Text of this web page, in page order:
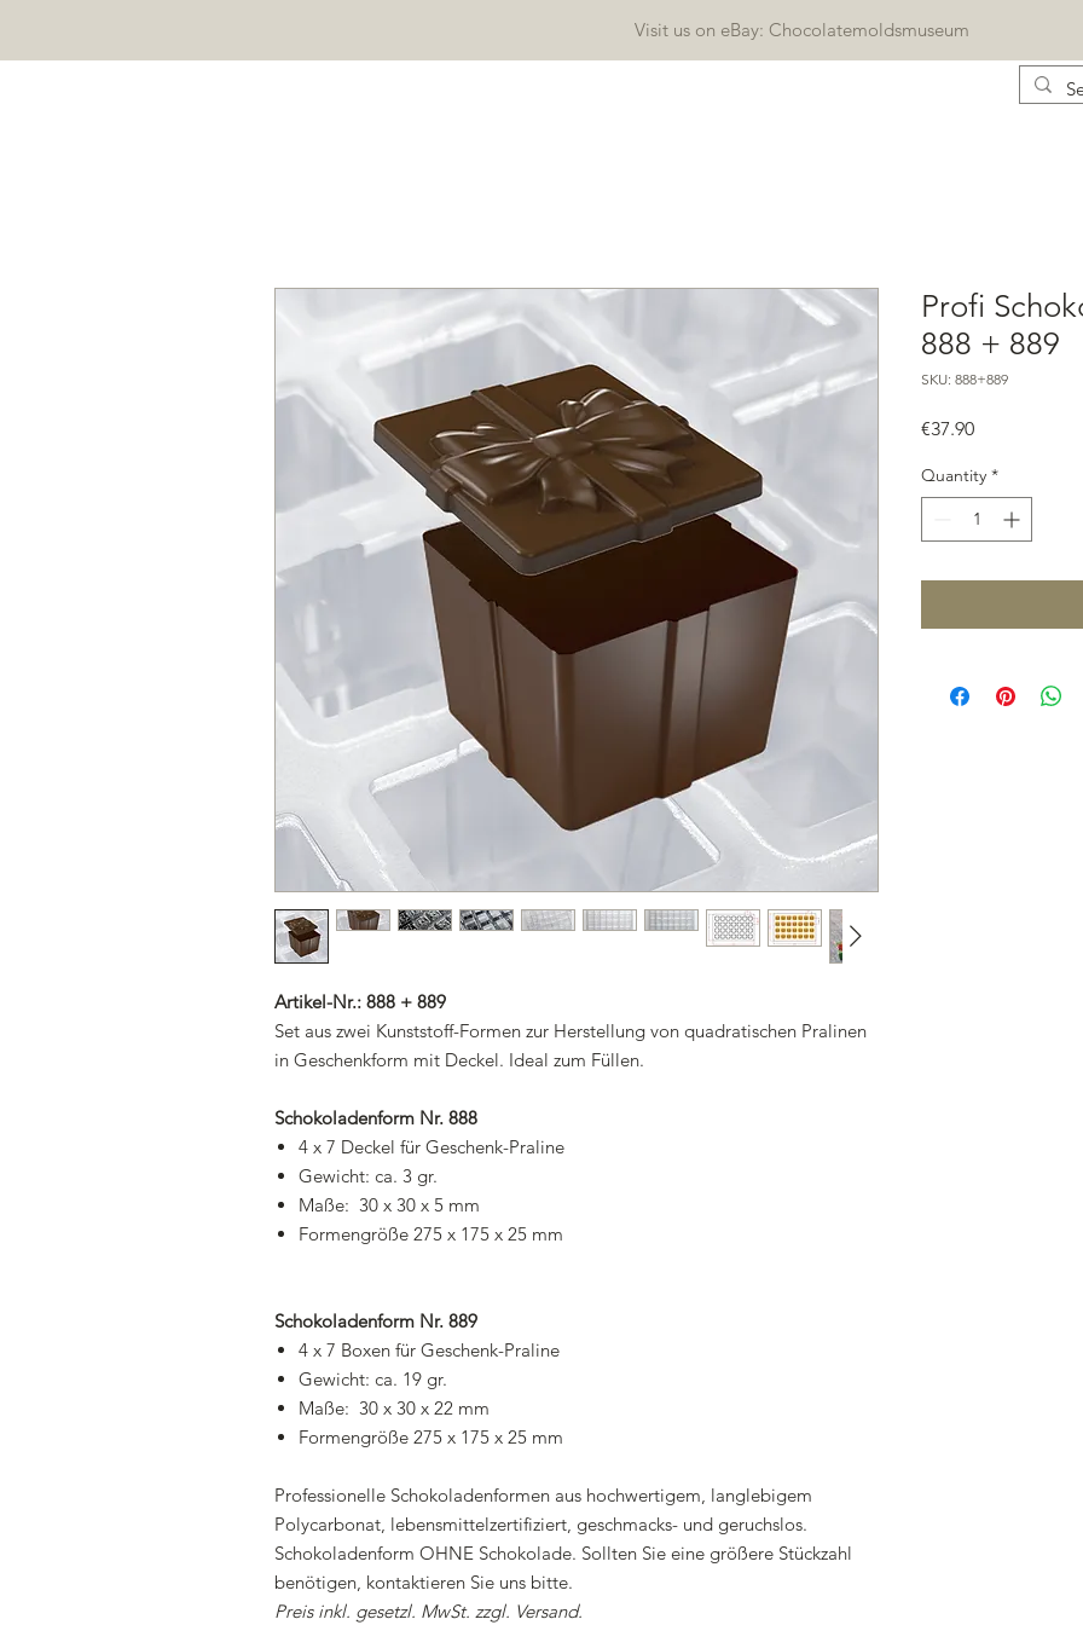
Visit us on eBay: Chocolatemoldsmuseum
Artikel-Nr.: 888 + 889
Set aus zwei Kunststoff-Formen zur Herstellung von quadratischen Pralinen
in Geschenkform mit Deckel. Ideal zum Füllen.
Schokoladenform Nr. 888
4 x 7 Deckel für Geschenk-Praline
Gewicht: ca. 3 gr.
Maße: 30 x 30 x 5 mm
Formengröße 275 x 175 x 25 mm
Schokoladenform Nr. 889
4 x 7 Boxen für Geschenk-Praline
Gewicht: ca. 19 gr.
Maße: 30 x 30 x 22 mm
Formengröße 275 x 175 x 25 mm
Professionelle Schokoladenformen aus hochwertigem, langlebigem
Polycarbonat, lebensmittelzertifiziert, geschmacks- und geruchslos.
Schokoladenform OHNE Schokolade. Sollten Sie eine größere Stückzahl
benötigen, kontaktieren Sie uns bitte.
Preis inkl. gesetzl. MwSt. zzgl. Versand.
Profi
888 + 889
SKU: 888+889
€37.90Price
Quantity *